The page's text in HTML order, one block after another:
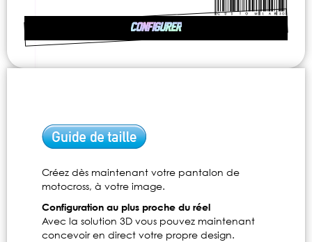
CONFIGURER
Créez dès maintenant votre pantalon de
motocross, à votre image.
Configuration au plus proche du réel
Avec la solution 3D vous pouvez maintenant
concevoir en direct votre propre design.